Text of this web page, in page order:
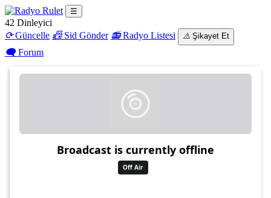
☰
42 Dinleyici
⟳ Güncelle 📠 Sid Gönder 📻 Radyo Listesi ⚠️ Şikayet Et
🗨 Forum